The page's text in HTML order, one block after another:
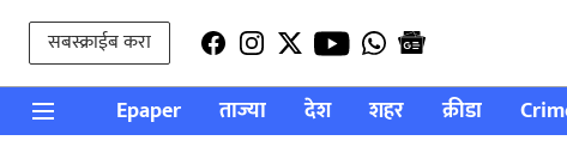
सबस्क्राईब करा
Epaper ताज्या देश शहर क्रीडा